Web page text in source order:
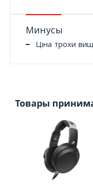
Минусы
Ціна трохи
Товары